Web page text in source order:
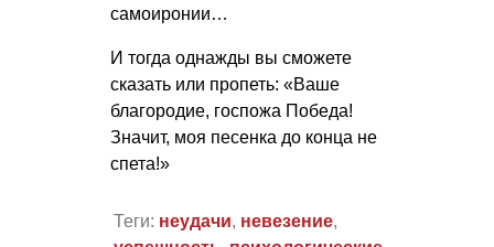
самоиронии…
И тогда однажды вы сможете
сказать или пропеть: «Ваше
благородие, госпожа Победа!
Значит, моя песенка до конца не
спета!»
Теги: неудачи, невезение,